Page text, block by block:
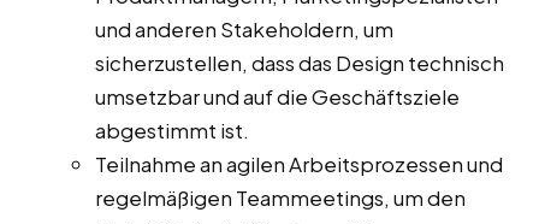
und anderen Stakeholdern, um
sicherzustellen, dass das Design technisch
umsetzbar und auf die Geschäftsziele
abgestimmt ist.
Teilnahme an agilen Arbeitsprozessen und
regelmäßigen Teammeetings, um den